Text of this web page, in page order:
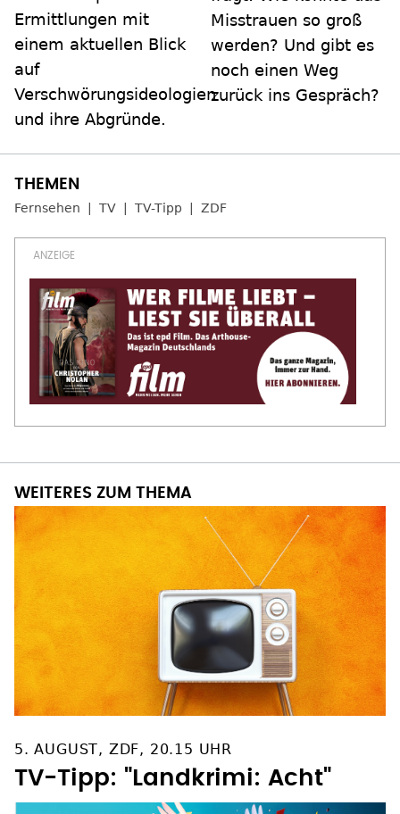
Ermittlungen mit
einem aktuellen Blick
auf
Verschwörungsideologien
und ihre Abgründe.
Misstrauen so groß
werden? Und gibt es
noch einen Weg
zurück ins Gespräch?
Fernsehen TV TV-Tipp ZDF
TV-Tipp: "Landkrimi: Acht"